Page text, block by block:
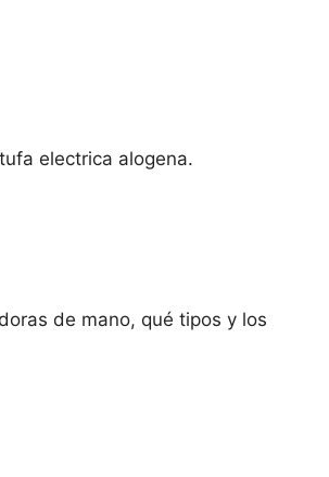
electrica alogena.
de mano, qué tipos y los